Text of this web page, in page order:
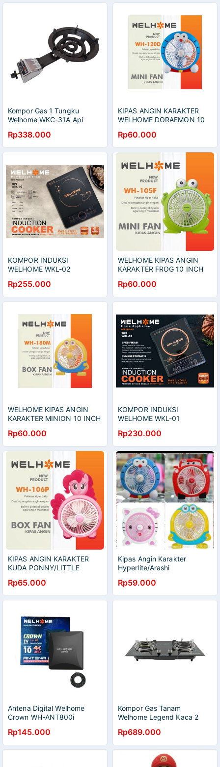
Kompor Gas 1 Tungku
Welhome WKC-31A Api
Rp338.000
KIPAS ANGIN KARAKTER
WELHOME DORAEMON 10
Rp60.000
KOMPOR INDUKSI
WELHOME WKL-02
Rp255.000
WELHOME KIPAS ANGIN
KARAKTER FROG 10 INCH
Rp60.000
WELHOME KIPAS ANGIN
KARAKTER MINION 10 INCH
Rp60.000
KOMPOR INDUKSI
WELHOME WKL-01
Rp230.000
KIPAS ANGIN KARAKTER
KUDA PONNY/LITTLE
Rp65.000
Kipas Angin Karakter
Hyperlite/Arashi
Rp59.000
Antena Digital Welhome
Crown WH-ANT800i
Rp145.000
Kompor Gas Tanam
Welhome Legend Kaca 2
Rp689.000